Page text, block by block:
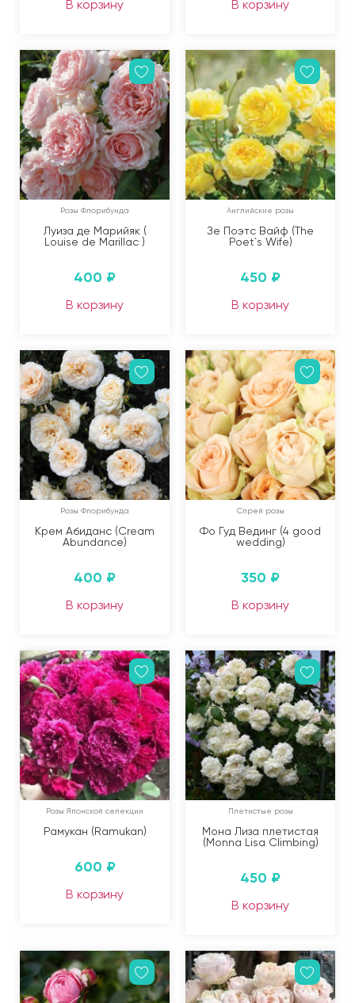
В корзину В корзину
Розы Флорибунда
Луиза де Марийяк (
Louise de Marillac )
400 ₽
В корзину
Английские розы
Зе Поэтс Вайф (The
Poet`s Wife)
450 ₽
В корзину
Розы Флорибунда
Крем Абиданс (Cream
Abundance)
400 ₽
В корзину
Спрей розы
Фо Гуд Вединг (4 good
wedding)
350 ₽
В корзину
Розы Японской селекции
Рамукан (Ramukan)
600 ₽
В корзину
Плетистые розы
Мона Лиза плетистая
(Monna Lisa Climbing)
450 ₽
В корзину